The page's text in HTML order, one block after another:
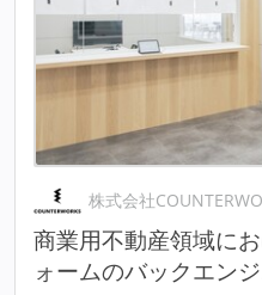
株式会社
商業用不動産領域に
ォームのバックエン